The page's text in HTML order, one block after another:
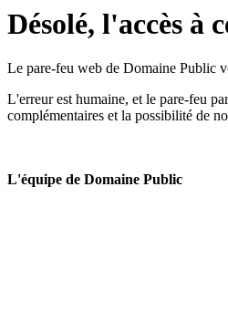
Désolé, l'accès à
Le pare-feu web de Domaine Public
L'erreur est humaine, et le pare-feu
complémentaires et la possibilité de
L'équipe de Domaine Public